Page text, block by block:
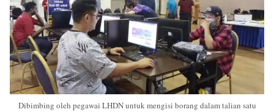
Dibimbing oleh pegawai LHDN untuk mengisi borang dalam talian satu